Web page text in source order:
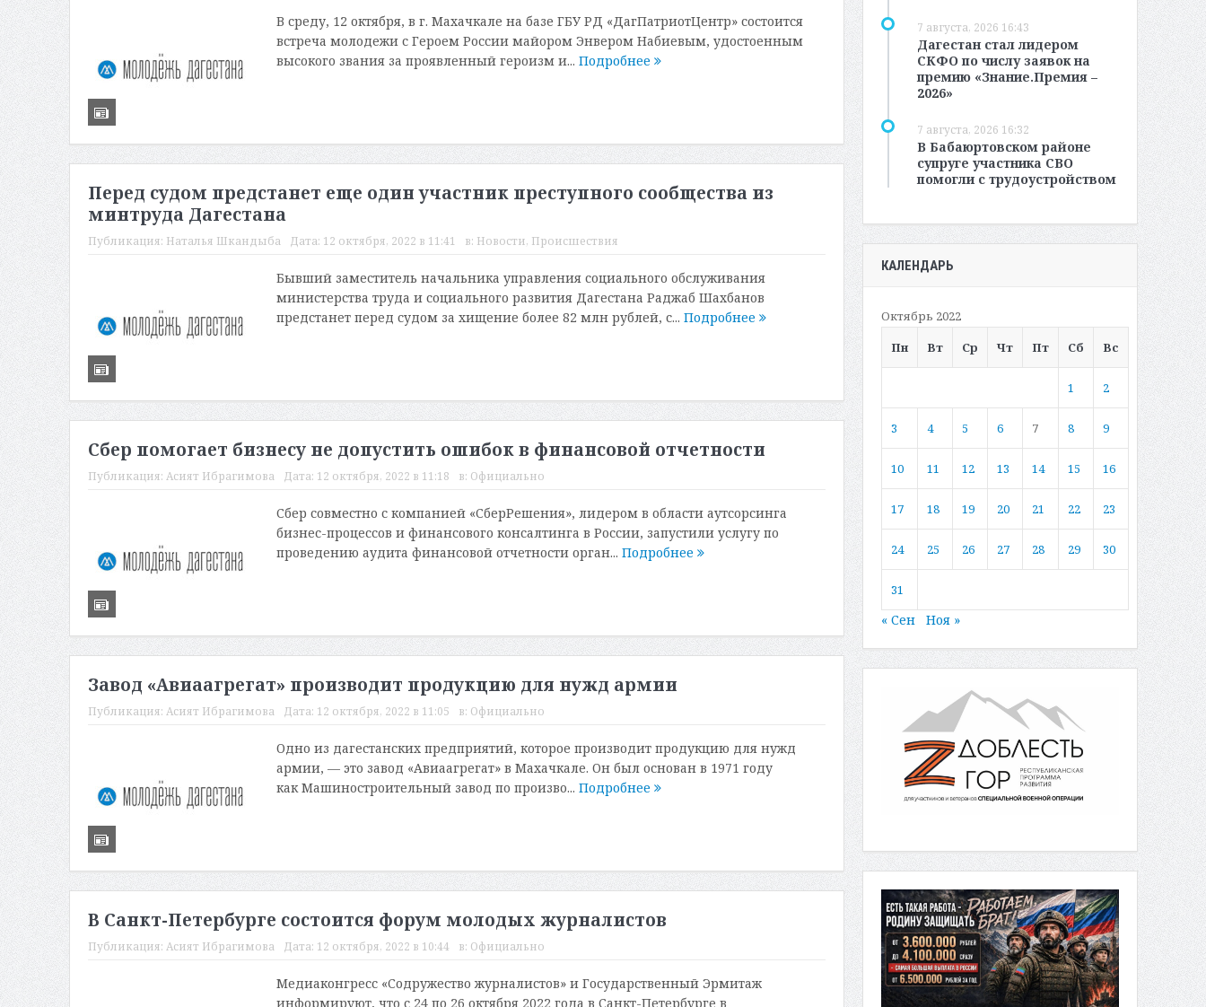
В среду, 12 октября, в г. Махачкале на базе ГБУ РД «ДагПатриотЦентр» состоится
встреча молодежи с Героем России майором Энвером Набиевым, удостоенным
высокого звания за проявленный героизм и... Подробнее
Перед судом предстанет еще один участник преступного сообщества из
минтруда Дагестана
Публикация: Наталья Шкандыба Дата: 12 октября, 2022 в 11:41 в: Новости, Происшествия
Бывший заместитель начальника управления социального обслуживания
министерства труда и социального развития Дагестана Раджаб Шахбанов
предстанет перед судом за хищение более 82 млн рублей, с... Подробнее
Сбер помогает бизнесу не допустить ошибок в финансовой отчетности
Публикация: Асият Ибрагимова Дата: 12 октября, 2022 в 11:18 в: Официально
Сбер совместно с компанией «СберРешения», лидером в области аутсорсинга
бизнес-процессов и финансового консалтинга в России, запустили услугу по
проведению аудита финансовой отчетности орган... Подробнее
Завод «Авиаагрегат» производит продукцию для нужд армии
Публикация: Асият Ибрагимова Дата: 12 октября, 2022 в 11:05 в: Официально
Одно из дагестанских предприятий, которое производит продукцию для нужд
армии, — это завод «Авиаагрегат» в Махачкале. Он был основан в 1971 году
как Машиностроительный завод по произво... Подробнее
В Санкт-Петербурге состоится форум молодых журналистов
Публикация: Асият Ибрагимова Дата: 12 октября, 2022 в 10:44 в: Официально
Медиаконгресс «Содружество журналистов» и Государственный Эрмитаж
информируют, что с 24 по 26 октября 2022 года в Санкт-Петербурге в
7 августа, 2026 16:43
Дагестан стал лидером
СКФО по числу заявок на
премию «Знание.Премия –
2026»
7 августа, 2026 16:32
В Бабаюртовском районе
супруге участника СВО
помогли с трудоустройством
КАЛЕНДАРЬ
Октябрь 2022
Пн
Вт Ср Чт Пт Сб Вс
1 2
3 4 5 6 7 8 9
10 11 12 13 14 15 16
17 18 19 20 21 22 23
24 25 26 27 28 29 30
31
« Сен Ноя »